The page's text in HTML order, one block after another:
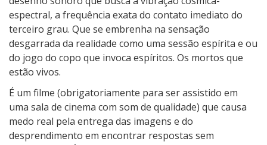
C
o
n
t
a
t
o
espectral, a frequência exata do contato imediato do
terceiro grau. Que se embrenha na sensação
desgarrada da realidade como uma sessão espírita e ou
do jogo do copo que invoca espíritos. Os mortos que
estão vivos.
É um filme (obrigatoriamente para ser assistido em
uma sala de cinema com som de qualidade) que causa
medo real pela entrega das imagens e do
desprendimento em encontrar respostas sem